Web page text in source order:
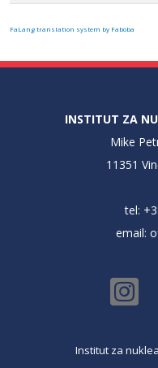
FaLang translation system by Faboba
INSTITUT ZA
Mike
11351
tel:
email:
Institut za